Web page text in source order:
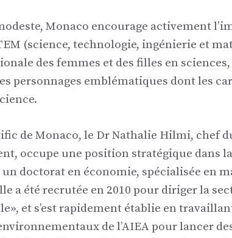
Monaco encourage activement
(science, technologie, ingénierie et
des femmes et des filles en
personnages emblématiques dont les
de Monaco, le Dr Nathalie Hilmi, chef
occupe une position stratégique dans
doctorat en économie, spécialisée en
a été recrutée en 2010 pour diriger la
et s’est rapidement établie en
de l’AIEA pour lancer